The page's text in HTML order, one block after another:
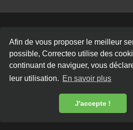
Afin de vous proposer le meilleur
possible, Correcteo utilise des
continuant de naviguer, vous
leur utilisation. En savoir plus
J'accepte !